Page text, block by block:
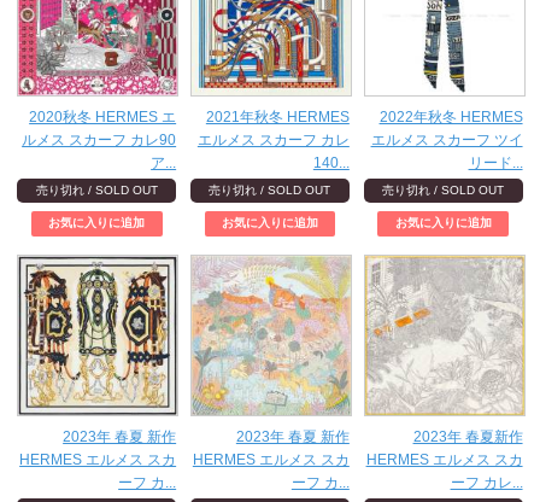
2020秋冬 HERMES エ
ルメス スカーフ カレ90
ア...
売り切れ / SOLD OUT
2021年秋冬 HERMES
エルメス スカーフ カレ
140...
売り切れ / SOLD OUT
2022年秋冬 HERMES
エルメス スカーフ ツイ
リード...
売り切れ / SOLD OUT
2023年 春夏 新作
HERMES エルメス スカ
ーフ カ...
2023年 春夏 新作
HERMES エルメス スカ
ーフ カ...
2023年 春夏新作
HERMES エルメス スカ
ーフ カレ...